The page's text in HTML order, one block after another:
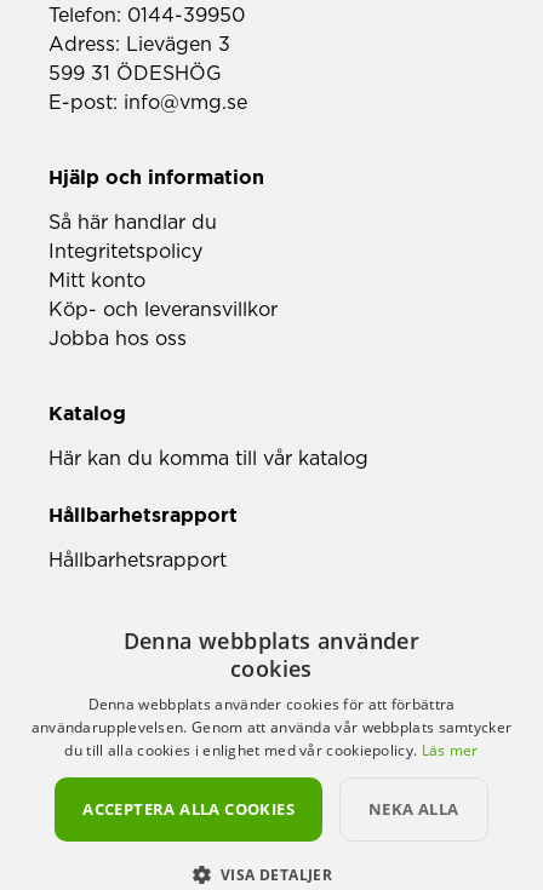
Telefon: 0144-39950
Adress: Lievägen 3
599 31 ÖDESHÖG
E-post: info@vmg.se
Hjälp och information
Så här handlar du
Integritetspolicy
Mitt konto
Köp- och leveransvillkor
Jobba hos oss
Katalog
Här kan du komma till vår katalog
Hållbarhetsrapport
Hållbarhetsrapport
Denna webbplats använder
cookies
Denna webbplats använder cookies för att förbättra
användarupplevelsen. Genom att använda vår webbplats samtycker
du till alla cookies i enlighet med vår cookiepolicy. Läs mer
ACCEPTERA ALLA COOKIES NEKA ALLA
VISA DETALJER